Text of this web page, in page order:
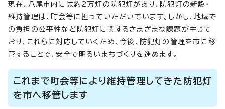
現在、八尾市内には約2万灯の防犯灯があり、防犯灯の新設・
維持管理は、町会等に担っていただいています。しかし、地域で
の負担の公平性など防犯灯に関するさまざまな課題が生じて
おり、これらに対応していくため、今後、防犯灯の管理を市に移
管することで、安全で明るいまちづくりを進めます。
これまで町会等により維持管理してきた防犯灯
を市へ移管します